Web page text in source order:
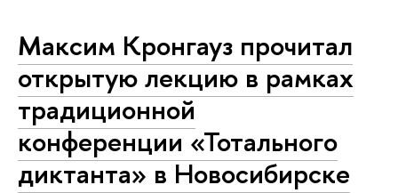
Максим Кронгауз прочитал
открытую лекцию в рамках
традиционной
конференции «Тотального
диктанта» в Новосибирске